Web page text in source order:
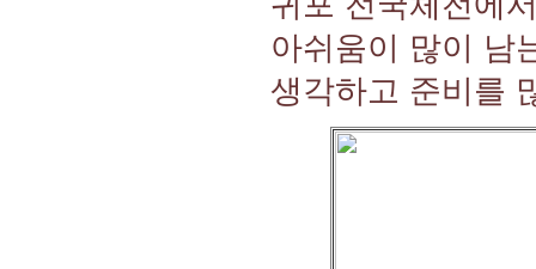
아쉬움이 많이 남
생각하고 준비를